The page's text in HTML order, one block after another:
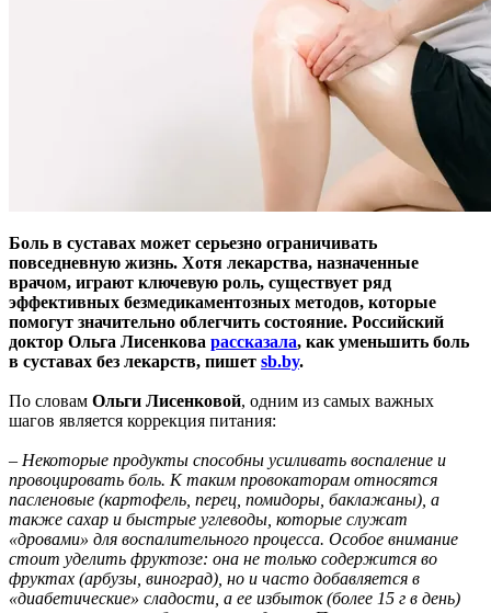
Боль в суставах может серьезно ограничивать
повседневную жизнь. Хотя лекарства, назначенные
врачом, играют ключевую роль, существует ряд
эффективных безмедикаментозных методов, которые
помогут значительно облегчить состояние. Российский
доктор Ольга Лисенкова рассказала, как уменьшить боль
в суставах без лекарств, пишет sb.by.
По словам Ольги Лисенковой, одним из самых важных
шагов является коррекция питания:
– Некоторые продукты способны усиливать воспаление и
провоцировать боль. К таким провокаторам относятся
пасленовые (картофель, перец, помидоры, баклажаны), а
также сахар и быстрые углеводы, которые служат
«дровами» для воспалительного процесса. Особое внимание
стоит уделить фруктозе: она не только содержится во
фруктах (арбузы, виноград), но и часто добавляется в
«диабетические» сладости, а ее избыток (более 15 г в день)